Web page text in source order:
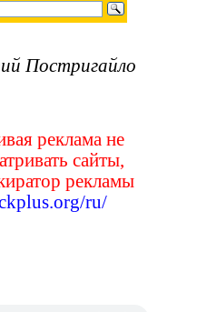
Постригайло
реклама не
сайты,
рекламы
ru/